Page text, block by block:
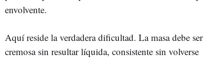
envolvente.
Aquí reside la verdadera dificultad. La masa debe ser
cremosa sin resultar líquida, consistente sin volverse